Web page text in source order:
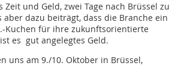
Zeit und Geld, zwei Tage nach Brüssel zu
aber dazu beiträgt, dass die Branche ein
Kuchen für ihre zukunftsorientierte
es gut angelegtes Geld.
uns am 9./10. Oktober in Brüssel,